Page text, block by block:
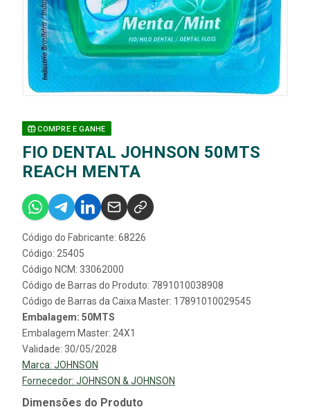
COMPRE E GANHE
FIO DENTAL JOHNSON 50MTS
REACH MENTA
Código do Fabricante: 68226
Código: 25405
Código NCM: 33062000
Código de Barras do Produto: 7891010038908
Código de Barras da Caixa Master: 17891010029545
Embalagem: 50MTS
Embalagem Master: 24X1
Validade: 30/05/2028
Marca: JOHNSON
Fornecedor: JOHNSON & JOHNSON
Dimensões do Produto